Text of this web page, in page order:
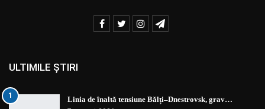
ULTIMILE ȘTIRI
1 Linia de înaltă tensiune Bălți–Dnestrovsk, grav…